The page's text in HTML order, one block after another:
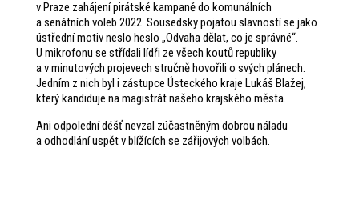
v Praze zahájení pirátské kampaně do komunálních
a senátních voleb 2022. Sousedsky pojatou slavností se jako
ústřední motiv neslo heslo „Odvaha dělat, co je správné“.
U mikrofonu se střídali lídři ze všech koutů republiky
a v minutových projevech stručně hovořili o svých plánech.
Jedním z nich byl i zástupce Ústeckého kraje Lukáš Blažej,
který kandiduje na magistrát našeho krajského města.
Ani odpolední déšť nevzal zúčastněným dobrou náladu
a odhodlání uspět v blížících se zářijových volbách.